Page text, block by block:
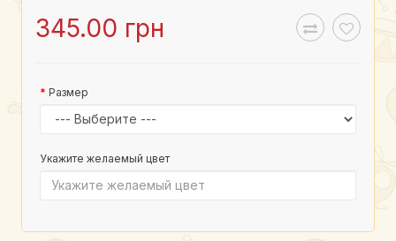
345.00 грн
Размер
Укажите желаемый цвет